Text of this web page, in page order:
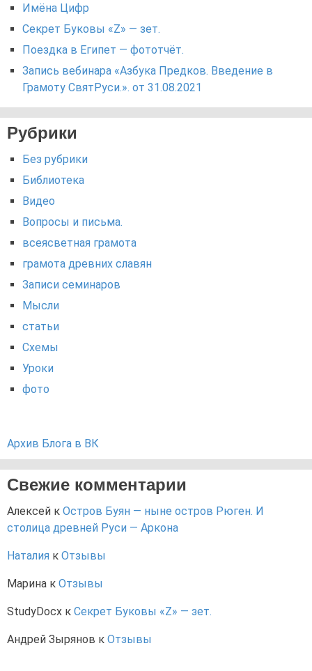
Имёна Цифр
Секрет Буковы «Z» — зет.
Поездка в Египет — фототчёт.
Запись вебинара «Азбука Предков. Введение в
Грамоту СвятРуси.». от 31.08.2021
Рубрики
Без рубрики
Библиотека
Видео
Вопросы и письма.
всеясветная грамота
грамота древних славян
Записи семинаров
Мысли
статьи
Схемы
Уроки
фото
Архив Блога в ВК
Свежие комментарии
Алексей к Остров Буян — ныне остров Рюген. И
столица древней Руси — Аркона
Наталия к Отзывы
Марина к Отзывы
StudyDocx к Секрет Буковы «Z» — зет.
Андрей Зырянов к Отзывы